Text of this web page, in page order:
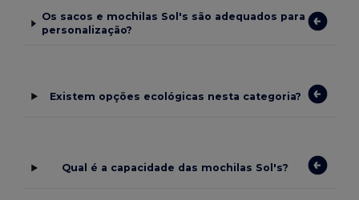
Os sacos e mochilas Sol's são adequados para
personalização?
Existem opções ecológicas nesta categoria?
Qual é a capacidade das mochilas Sol's?